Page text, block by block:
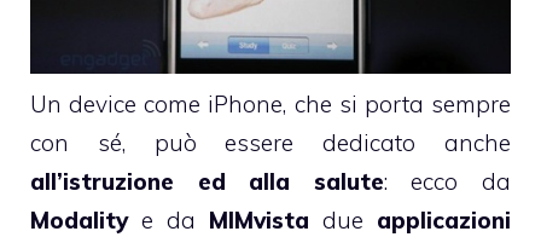
Un device come iPhone, che si porta sempre
con sé, può essere dedicato anche
all’istruzione ed alla salute: ecco da
Modalitye da MIMvista due applicazioni